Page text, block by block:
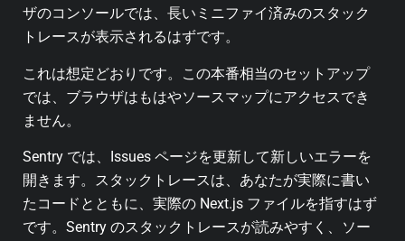
ザのコンソールでは、長いミニファイ済みのスタック
トレースが表示されるはずです。
これは想定どおりです。この本番相当のセットアップ
では、ブラウザはもはやソースマップにアクセスでき
ません。
Sentry では、Issues ページを更新して新しいエラーを
開きます。スタックトレースは、あなたが実際に書い
たコードとともに、実際の Next.js ファイルを指すはず
です。Sentry のスタックトレースが読みやすく、ソー